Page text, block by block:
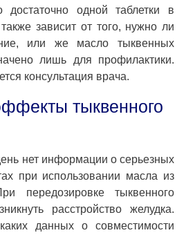
достаточно одной таблетки в
зависит от того, нужно ли
или же масло тыквенных
лишь для профилактики.
консультация врача.
тыквенного
нет информации о серьезных
при использовании масла из
передозировке тыквенного
расстройство желудка.
данных о совместимости